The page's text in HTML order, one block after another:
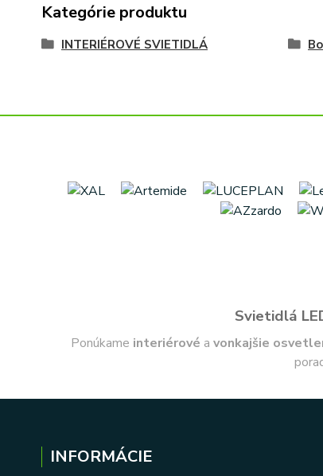
Kategórie produktu
INTERIÉROVÉ SVIETIDLÁ
Svietidlá
Ponúkame interiérové a vonkajšie
INFORMÁCIE